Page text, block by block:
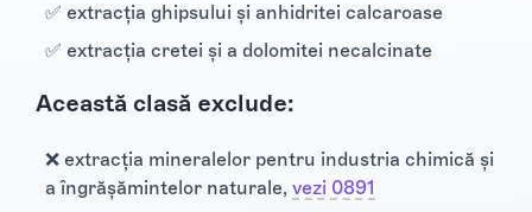
✅ extracţia ghipsului şi anhidritei calcaroase
✅ extracţia cretei şi a dolomitei necalcinate
Această clasă exclude:
❌ extracţia mineralelor pentru industria chimică şi
a îngrăşămintelor naturale, vezi 0891